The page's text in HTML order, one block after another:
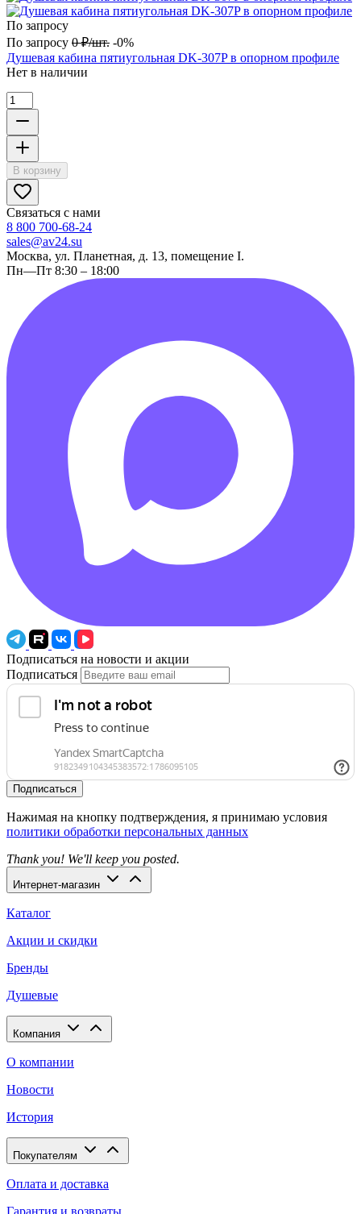
По запросу
По запросу 0 ₽/шт. -0%
Душевая кабина пятиугольная DK-307P в опорном профиле
Нет в наличии
В корзину
Связаться с нами
8 800 700-68-24
sales@av24.su
Москва, ул. Планетная, д. 13, помещение I.
Пн—Пт 8:30 – 18:00
Подписаться на новости и акции
Подписаться
Подписаться
Нажимая на кнопку подтверждения, я принимаю условия
политики обработки персональных данных
Thank you! We'll keep you posted.
Интернет-магазин
Каталог
Акции и скидки
Бренды
Душевые
Компания
О компании
Новости
История
Покупателям
Оплата и доставка
Гарантия и возвраты